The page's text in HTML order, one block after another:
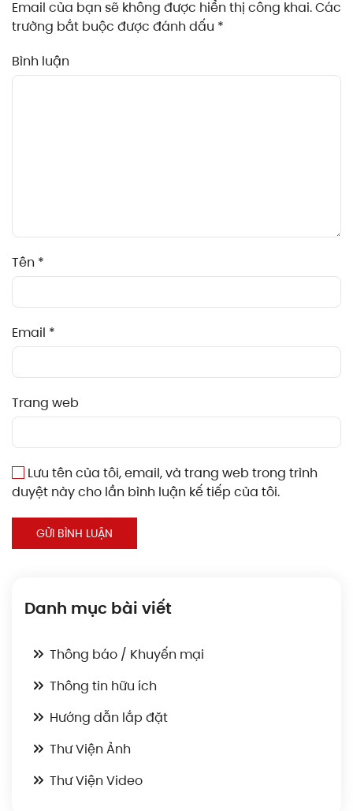
Email của bạn sẽ không được hiển thị công khai. Các
trường bắt buộc được đánh dấu *
Bình luận
Tên *
Email *
Trang web
Lưu tên của tôi, email, và trang web trong trình
duyệt này cho lần bình luận kế tiếp của tôi.
GỬI BÌNH LUẬN
Danh mục bài viết
Thông báo / Khuyến mại
Thông tin hữu ích
Hướng dẫn lắp đặt
Thư Viện Ảnh
Thư Viện Video